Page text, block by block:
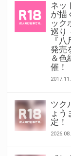
ネッ
が描
ック
巡り
『
発売
＆色
催！
ツク
ょう
定！